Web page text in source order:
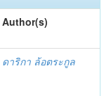
Author(s)
ดาริกา ล้อตระกูล